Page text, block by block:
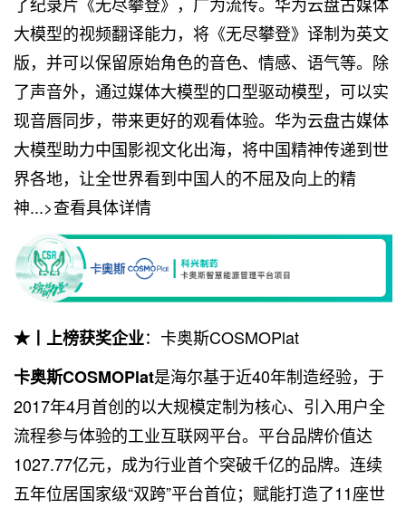
大模型的视频翻译能力，将《无尽攀登》译制为英文
版，并可以保留原始角色的音色、情感、语气等。除
了声音外，通过媒体大模型的口型驱动模型，可以实
现音唇同步，带来更好的观看体验。华为云盘古媒体
大模型助力中国影视文化出海，将中国精神传递到世
界各地，让全世界看到中国人的不屈及向上的精
神...>查看具体详情
★丨上榜获奖企业：卡奥斯COSMOPlat
卡奥斯COSMOPlat是海尔基于近40年制造经验，于
2017年4月首创的以大规模定制为核心、引入用户全
流程参与体验的工业互联网平台。平台品牌价值达
1027.77亿元，成为行业首个突破千亿的品牌。连续
五年位居国家级“双跨”平台首位；赋能打造了11座世